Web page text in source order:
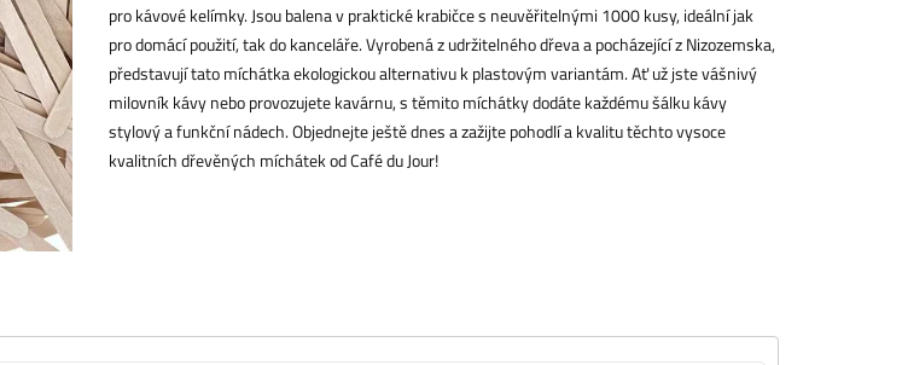
pro kávové kelímky. Jsou balena v praktické krabičce s neuvěřitelnými 1000 kusy, ideální jak
pro domácí použití, tak do kanceláře. Vyrobená z udržitelného dřeva a pocházející z Nizozemska,
představují tato míchátka ekologickou alternativu k plastovým variantám. Ať už jste vášnivý
milovník kávy nebo provozujete kavárnu, s těmito míchátky dodáte každému šálku kávy
stylový a funkční nádech. Objednejte ještě dnes a zažijte pohodlí a kvalitu těchto vysoce
kvalitních dřevěných míchátek od Café du Jour!